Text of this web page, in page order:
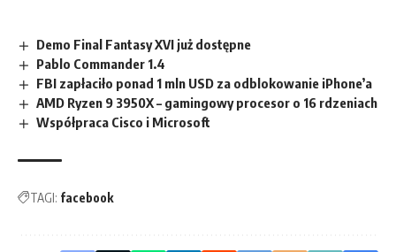
Demo Final Fantasy XVI już dostępne
Pablo Commander 1.4
FBI zapłaciło ponad 1 mln USD za odblokowanie iPhone’a
AMD Ryzen 9 3950X – gamingowy procesor o 16 rdzeniach
Współpraca Cisco i Microsoft
TAGI: facebook